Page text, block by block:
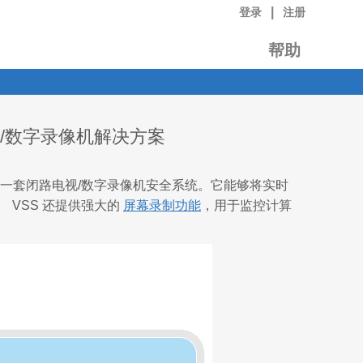
登录 注册
帮助
字录像机解决方案
套闭路电视/数字录像机安全系统。它能够将实时
VSS 还提供强大的 屏幕录制功能 ，用于监控计算